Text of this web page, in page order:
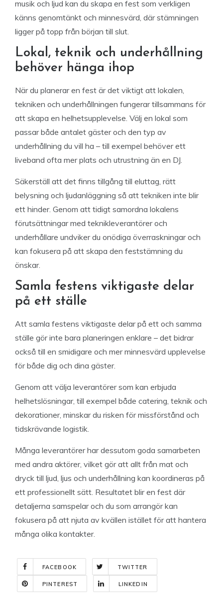
musik och ljud kan du skapa en fest som verkligen
känns genomtänkt och minnesvärd, där stämningen
ligger på topp från början till slut.
Lokal, teknik och underhållning
behöver hänga ihop
När du planerar en fest är det viktigt att lokalen,
tekniken och underhållningen fungerar tillsammans för
att skapa en helhetsupplevelse. Välj en lokal som
passar både antalet gäster och den typ av
underhållning du vill ha – till exempel behöver ett
liveband ofta mer plats och utrustning än en DJ.
Säkerställ att det finns tillgång till eluttag, rätt
belysning och ljudanläggning så att tekniken inte blir
ett hinder. Genom att tidigt samordna lokalens
förutsättningar med teknikleverantörer och
underhållare undviker du onödiga överraskningar och
kan fokusera på att skapa den feststämning du
önskar.
Samla festens viktigaste delar
på ett ställe
Att samla festens viktigaste delar på ett och samma
ställe gör inte bara planeringen enklare – det bidrar
också till en smidigare och mer minnesvärd upplevelse
för både dig och dina gäster.
Genom att välja leverantörer som kan erbjuda
helhetslösningar, till exempel både catering, teknik och
dekorationer, minskar du risken för missförstånd och
tidskrävande logistik.
Många leverantörer har dessutom goda samarbeten
med andra aktörer, vilket gör att allt från mat och
dryck till ljud, ljus och underhållning kan koordineras på
ett professionellt sätt. Resultatet blir en fest där
detaljerna samspelar och du som arrangör kan
fokusera på att njuta av kvällen istället för att hantera
många olika kontakter.
FACEBOOK TWITTER
PINTEREST LINKEDIN